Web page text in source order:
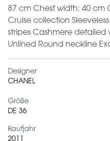
87 cm Chest width: 40 cm
Cruise collection
stripes Cashmere detailed
Unlined Round neckline
Designer
CHANEL
Größe
DE 36
Kaufjahr
2011